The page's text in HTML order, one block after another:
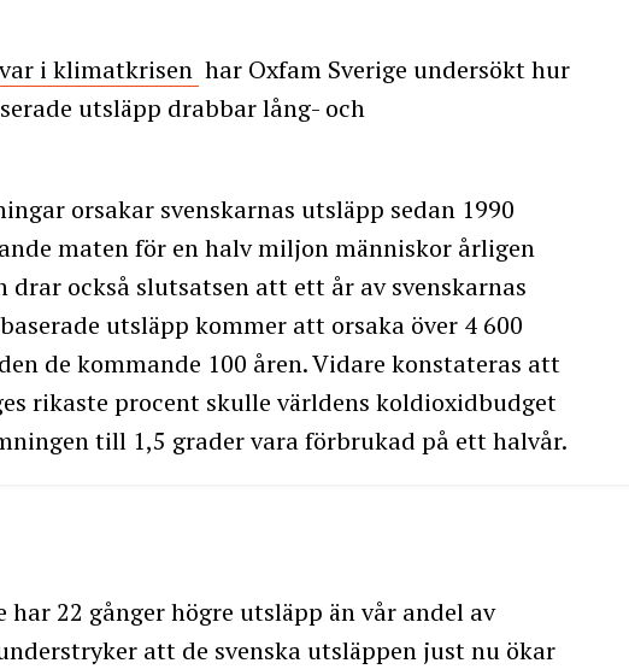
i klimatkrisen har Oxfam Sverige undersökt hur
utsläpp drabbar lång- och
orsakar svenskarnas utsläpp sedan 1990
maten för en halv miljon människor årligen
också slutsatsen att ett år av svenskarnas
utsläpp kommer att orsaka över 4 600
de kommande 100 åren. Vidare konstateras att
rikaste procent skulle världens koldioxidbudget
till 1,5 grader vara förbrukad på ett halvår.
har 22 gånger högre utsläpp än vår andel av
att de svenska utsläppen just nu ökar